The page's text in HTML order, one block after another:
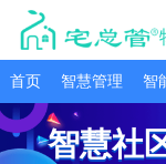
首页 智慧管理 智
智慧社